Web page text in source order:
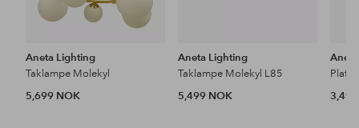
Aneta Lighting
Taklampe Molekyl
5,699 NOK
Aneta Lighting
Taklampe Molekyl L85
5,499 NOK